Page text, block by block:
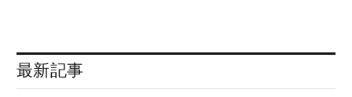
最新記事